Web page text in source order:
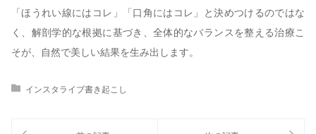
「ほうれい線にはコレ」「口角にはコレ」と決めつけるのではな
く、解剖学的な根拠に基づき、全体的なバランスを整える治療こ
そが、自然で美しい結果を生み出します。
インスタライブ書き起こし